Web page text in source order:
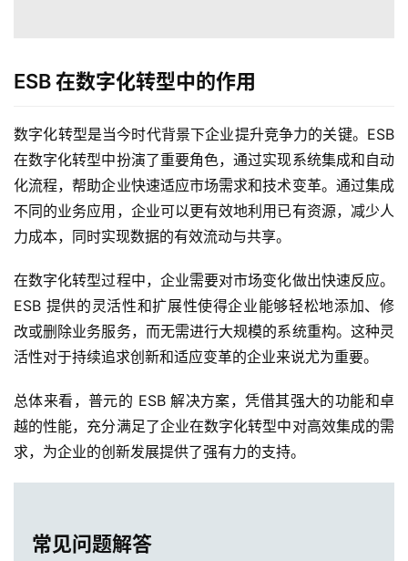
ESB 在数字化转型中的作用
数字化转型是当今时代背景下企业提升竞争力的关键。ESB
在数字化转型中扮演了重要角色，通过实现系统集成和自动
化流程，帮助企业快速适应市场需求和技术变革。通过集成
不同的业务应用，企业可以更有效地利用已有资源，减少人
力成本，同时实现数据的有效流动与共享。
在数字化转型过程中，企业需要对市场变化做出快速反应。
ESB 提供的灵活性和扩展性使得企业能够轻松地添加、修
改或删除业务服务，而无需进行大规模的系统重构。这种灵
活性对于持续追求创新和适应变革的企业来说尤为重要。
总体来看，普元的 ESB 解决方案，凭借其强大的功能和卓
越的性能，充分满足了企业在数字化转型中对高效集成的需
求，为企业的创新发展提供了强有力的支持。
常见问题解答